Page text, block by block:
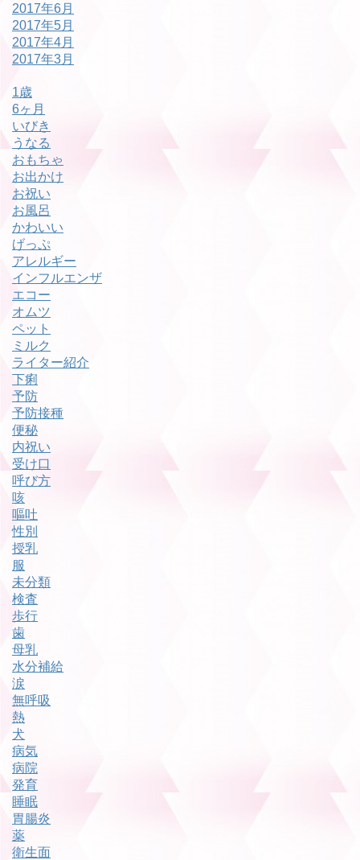
2017年6月
2017年5月
2017年4月
2017年3月
1歳
6ヶ月
いびき
うなる
おもちゃ
お出かけ
お祝い
お風呂
かわいい
げっぷ
アレルギー
インフルエンザ
エコー
オムツ
ペット
ミルク
ライター紹介
下痢
予防
予防接種
便秘
内祝い
受け口
呼び方
咳
嘔吐
性別
授乳
服
未分類
検査
歩行
歯
母乳
水分補給
涙
無呼吸
熱
犬
病気
病院
発育
睡眠
胃腸炎
薬
衛生面